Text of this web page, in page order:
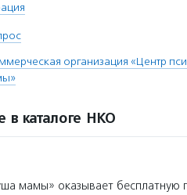
организация «Центр
в каталоге НКО
мамы» оказывает